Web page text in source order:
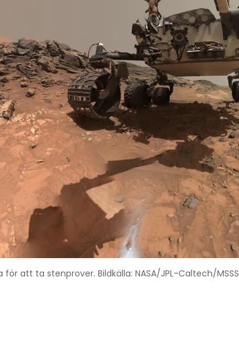
att ta stenprover. Bildkälla: NASA/JPL-Caltech/